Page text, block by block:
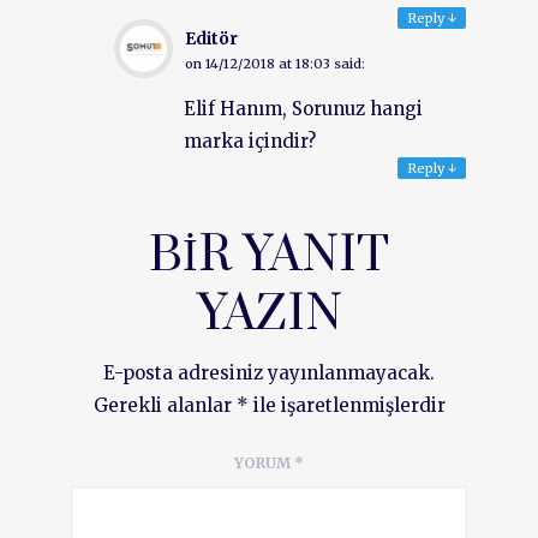
Reply↓
Editör
on 14/12/2018 at 18:03 said:
Elif Hanım, Sorunuz hangi
marka içindir?
Reply↓
BIR YANIT
YAZIN
E-posta adresiniz yayınlanmayacak.
Gerekli alanlar * ile işaretlenmişlerdir
YORUM *